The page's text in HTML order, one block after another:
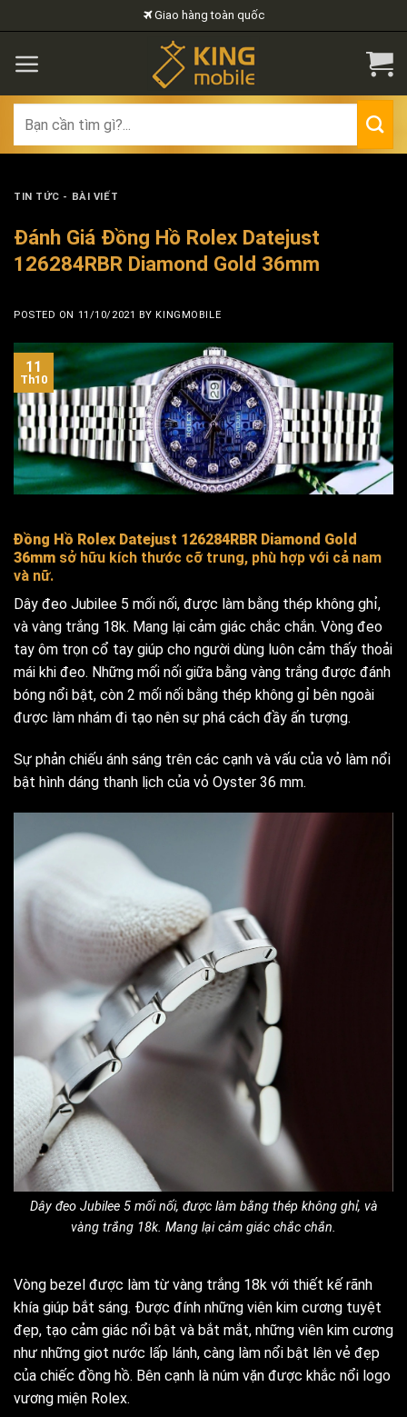
to
content
Giao hàng toàn quốc
for:
TIN TỨC - BÀI VIẾT
Đánh Giá Đồng Hồ Rolex Datejust
126284RBR Diamond Gold 36mm
POSTED ON 11/10/2021 BYKINGMOBILE
11
Th10
Đồng Hồ Rolex Datejust 126284RBR Diamond Gold
36mm sở hữu kích thước cỡ trung, phù hợp với cả nam
và nữ.
Dây đeo Jubilee 5 mối nối, được làm bằng thép không ghỉ,
và vàng trắng 18k. Mang lại cảm giác chắc chắn. Vòng đeo
tay ôm trọn cổ tay giúp cho người dùng luôn cảm thấy thoải
mái khi đeo. Những mối nối giữa bằng vàng trắng được đánh
bóng nổi bật, còn 2 mối nối bằng thép không gỉ bên ngoài
được làm nhám đi tạo nên sự phá cách đầy ấn tượng.
Sự phản chiếu ánh sáng trên các cạnh và vấu của vỏ làm nổi
bật hình dáng thanh lịch của vỏ Oyster 36 mm.
Dây đeo Jubilee 5 mối nối, được làm bằng thép không ghỉ, và
vàng trắng 18k. Mang lại cảm giác chắc chắn.
Vòng bezel được làm từ vàng trắng 18k với thiết kế rãnh
khía giúp bắt sáng. Được đính những viên kim cương tuyệt
đẹp, tạo cảm giác nổi bật và bắt mắt, những viên kim cương
như những giọt nước lấp lánh, càng làm nổi bật lên vẻ đẹp
của chiếc đồng hồ. Bên cạnh là núm vặn được khắc nổi logo
vương miện Rolex.